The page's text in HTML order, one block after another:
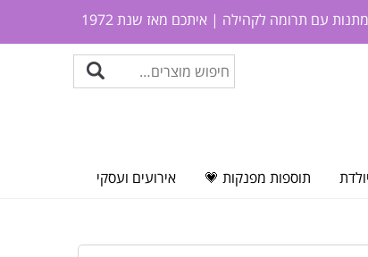
עם תרומה לקהילה | איתכם מאז שנת 1972
תוספות מפנקות 💗 אירועים ועסקי